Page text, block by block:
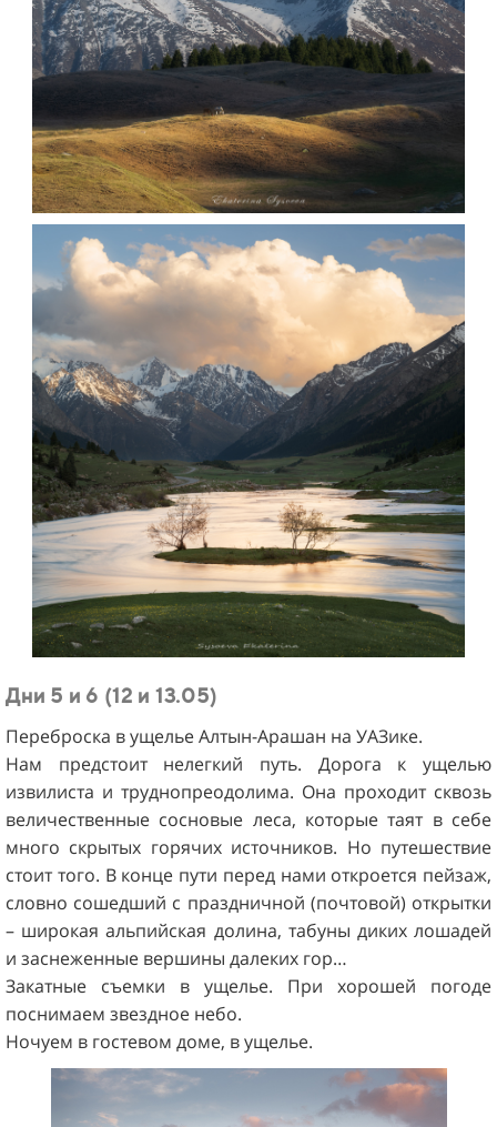
Дни 5 и 6 (12 и 13.05)
Переброска в ущелье Алтын-Арашан на УАЗике.
Нам предстоит нелегкий путь. Дорога к ущелью
извилиста и труднопреодолима. Она проходит сквозь
величественные сосновые леса, которые таят в себе
много скрытых горячих источников. Но путешествие
стоит того. В конце пути перед нами откроется пейзаж,
словно сошедший с праздничной (почтовой) открытки
– широкая альпийская долина, табуны диких лошадей
и заснеженные вершины далеких гор…
Закатные съемки в ущелье. При хорошей погоде
поснимаем звездное небо.
Ночуем в гостевом доме, в ущелье.